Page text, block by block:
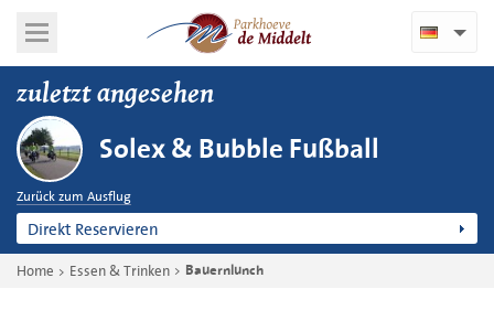
zuletzt angesehen
Solex & Bubble Fußball
Zurück zum Ausflug
Direkt Reservieren
Home Essen & Trinken Bauernlunch